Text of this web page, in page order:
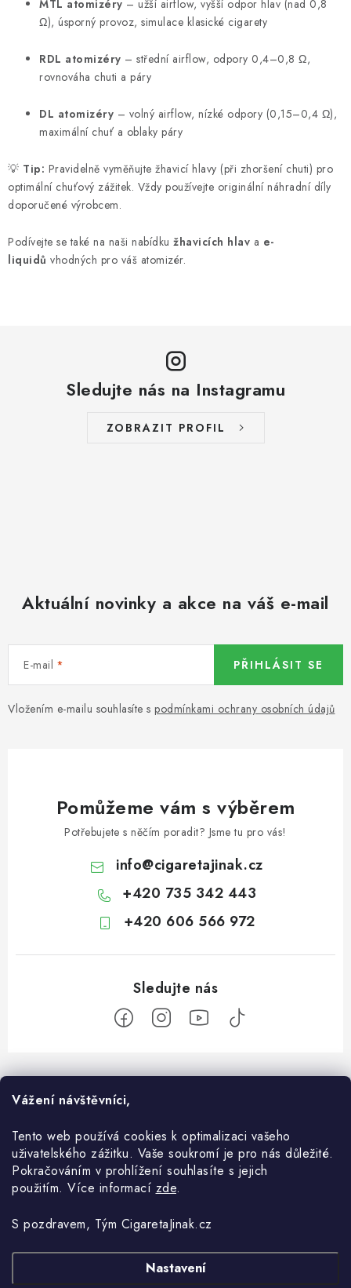
Vážení návštěvníci,
Tento web používá cookies k optimalizaci vašeho
uživatelského zážitku. Vaše soukromí je pro nás důležité.
Pokračováním v prohlížení souhlasíte s jejich
použitím. Více informací zde.
S pozdravem, Tým CigaretaJinak.cz
Nastavení
MTL atomizéry – užší airflow, vyšší odpor hlav (nad 0,8
Ω), úsporný provoz, simulace klasické cigarety
RDL atomizéry – střední airflow, odpory 0,4–0,8 Ω,
rovnováha chuti a páry
DL atomizéry – volný airflow, nízké odpory (0,15–0,4 Ω),
maximální chuť a oblaky páry
💡 Tip: Pravidelně vyměňujte žhavicí hlavy (při zhoršení chuti) pro
optimální chuťový zážitek. Vždy používejte originální náhradní díly
doporučené výrobcem.
Podívejte se také na naši nabídku žhavicích hlav a e-
liquidů vhodných pro váš atomizér.
Sledujte nás na Instagramu
ZOBRAZIT PROFIL
Aktuální novinky a akce na váš e-mail
E-mail
Vložením e-mailu souhlasíte s podmínkami ochrany osobních údajů
PŘIHLÁSIT SE
Pomůžeme vám s výběrem
Potřebujete s něčím poradit? Jsme tu pro vás!
info@cigaretajinak.cz
+420 735 342 443
+420 606 566 972
Z
á
O nás
Kontakt
O e-shopu
Obchodní podmínky
Ochrana osobních údajů
Vše o nákupu
Komunikace
Blog
Co je coil (žhavící hlava)?
. Všechna práva vyhrazena.